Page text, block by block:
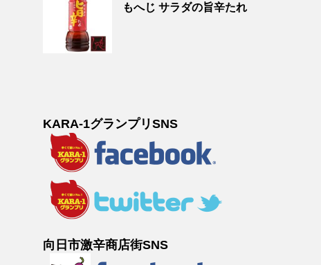
もへじ サラダの旨辛たれ
KARA-1グランプリSNS
向日市激辛商店街SNS